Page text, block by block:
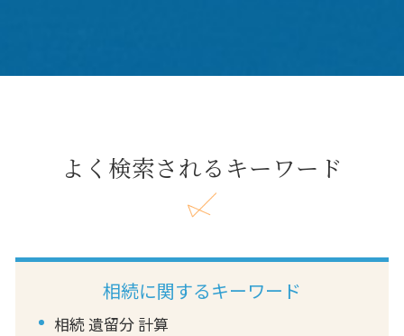
よく検索されるキーワード
相続に関するキーワード
相続 遺留分 計算